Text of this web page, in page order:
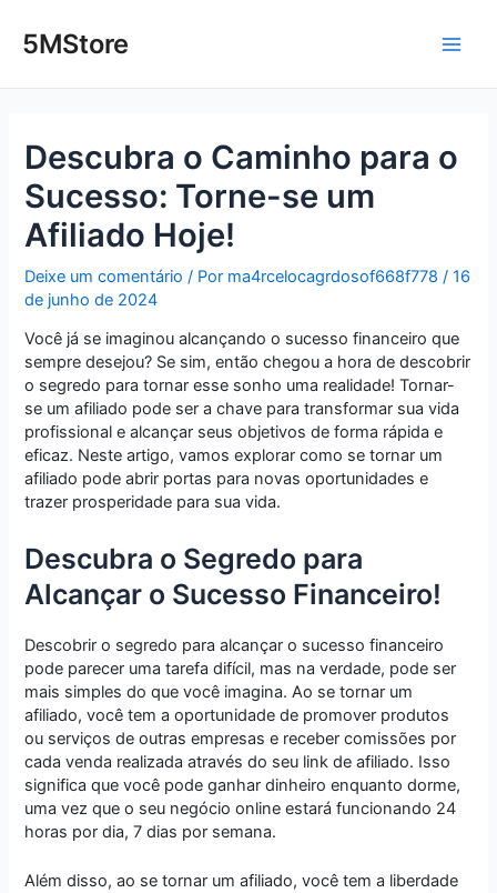
para5MStore
Descubra o Caminho para o
Sucesso: Torne-se um
Afiliado Hoje!
Deixe um comentário / Por ma4rcelocagrdosof668f778/16
de junho de 2024
Você já se imaginou alcançando o sucesso financeiro que
sempre desejou? Se sim, então chegou a hora de descobrir
o segredo para tornar esse sonho uma realidade! Tornar-
se um afiliado pode ser a chave para transformar sua vida
profissional e alcançar seus objetivos de forma rápida e
eficaz. Neste artigo, vamos explorar como se tornar um
afiliado pode abrir portas para novas oportunidades e
trazer prosperidade para sua vida.
Descubra o Segredo para
Alcançar o Sucesso Financeiro!
Descobrir o segredo para alcançar o sucesso financeiro
pode parecer uma tarefa difícil, mas na verdade, pode ser
mais simples do que você imagina. Ao se tornar um
afiliado, você tem a oportunidade de promover produtos
ou serviços de outras empresas e receber comissões por
cada venda realizada através do seu link de afiliado. Isso
significa que você pode ganhar dinheiro enquanto dorme,
uma vez que o seu negócio online estará funcionando 24
horas por dia, 7 dias por semana.
Além disso, ao se tornar um afiliado, você tem a liberdade
navigation